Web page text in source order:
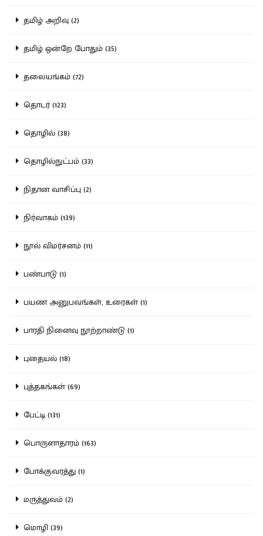
தமிழ் அறிவு (2)
தமிழ் ஒன்றே போதும் (35)
தலையங்கம் (72)
தொடர் (123)
தொழில் (38)
தொழில்நுட்பம் (33)
நிதான வாசிப்பு (2)
நிர்வாகம் (139)
நூல் விமர்சனம் (11)
பண்பாடு (1)
பயண அனுபவங்கள், உரைகள் (1)
பாரதி நினைவு நூற்றாண்டு (1)
புதையல் (18)
புத்தகங்கள் (69)
பேட்டி (131)
பொருளாதாரம் (163)
போக்குவரத்து (1)
மருத்துவம் (2)
மொழி (39)